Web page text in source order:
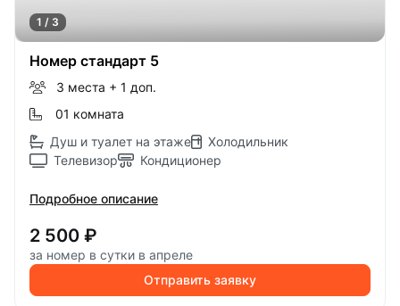
1 / 3
Номер стандарт 5
3 места + 1 доп.
01 комната
Душ и туалет на этаже
Холодильник
Телевизор
Кондиционер
Подробное описание
2 500 ₽
за номер в сутки в апреле
Отправить заявку